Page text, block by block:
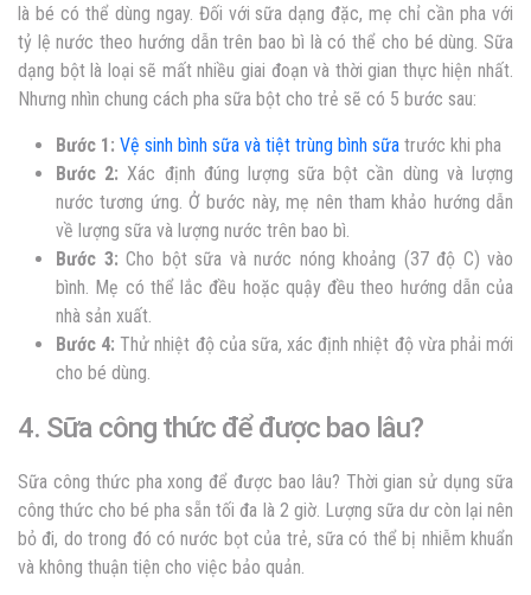
là bé có thể dùng ngay. Đối với sữa dạng đặc, mẹ chỉ cần pha với
tỷ lệ nước theo hướng dẫn trên bao bì là có thể cho bé dùng. Sữa
dạng bột là loại sẽ mất nhiều giai đoạn và thời gian thực hiện nhất.
Nhưng nhìn chung cách pha sữa bột cho trẻ sẽ có 5 bước sau:
Bước 1: Vệ sinh bình sữa và tiệt trùng bình sữa trước khi pha
Bước 2: Xác định đúng lượng sữa bột cần dùng và lượng
nước tương ứng. Ở bước này, mẹ nên tham khảo hướng dẫn
về lượng sữa và lượng nước trên bao bì.
Bước 3: Cho bột sữa và nước nóng khoảng (37 độ C) vào
bình. Mẹ có thể lắc đều hoặc quậy đều theo hướng dẫn của
nhà sản xuất.
Bước 4: Thử nhiệt độ của sữa, xác định nhiệt độ vừa phải mới
cho bé dùng.
4. Sữa công thức để được bao lâu?
Sữa công thức pha xong để được bao lâu? Thời gian sử dụng sữa
công thức cho bé pha sẵn tối đa là 2 giờ. Lượng sữa dư còn lại nên
bỏ đi, do trong đó có nước bọt của trẻ, sữa có thể bị nhiễm khuẩn
và không thuận tiện cho việc bảo quản.